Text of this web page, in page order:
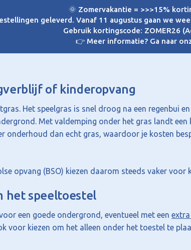
🌞 Zomervakantie = >>>15%
geleverd. Vanaf 11 augustus gaan we
Gebruik kortingscode: ZOMER26
👉 Meer informatie? Ga naar
of kinderopvang
Het speelgras is snel droog na een regenbui
Met valdemping onder het gras landt
onderhoud dan echt gras, waardoor je kosten
opvang (BSO) kiezen daarom steeds vaker voor
het speeltoestel
een goede ondergrond, eventueel met een
voor kiezen om het alleen onder het toestel te